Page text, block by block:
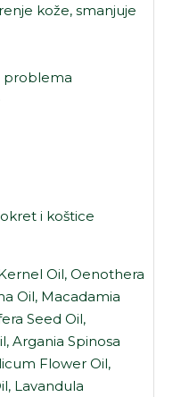
kože, smanjuje
problema
i koštice
Oil, Oenothera
Oil, Macadamia
Seed Oil,
Argania Spinosa
Flower Oil,
Lavandula